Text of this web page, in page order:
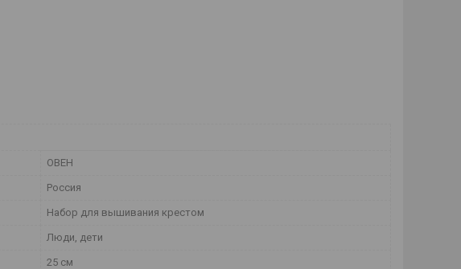
ОВЕН
Россия
Набор для вышивания крестом
Люди, дети
25 см